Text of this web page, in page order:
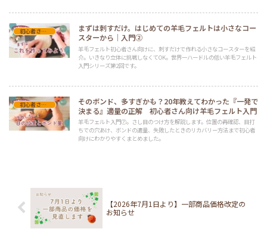
初心者さん向け羊毛フェルト入門
まずは刺すだけ。はじめての羊毛フェルトは小さなコー
スターから｜入門②
羊毛フェルト初心者さん向けに、刺すだけで作れる小さなコースターを紹
介。いきなり立体に挑戦しなくてOK。世界一ハードルの低い羊毛フェルト
入門シリーズ第2回です。
初心者さん向け羊毛フェルト入門
そのボンド、多すぎかも？20年教えてわかった『一発で
決まる』適量の正解 初心者さん向け羊毛フェルト入門
羊毛フェルト入門⑦。さし目のつけ方を解説します。位置の再確認、目打
ちでの穴あけ、ボンドの適量、失敗したときのリカバリー方法まで初心者
向けにわかりやすくまとめました。
【2026年7月1日より】一部商品価格改定の
お知らせ